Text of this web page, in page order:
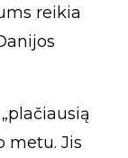
reikia
metu. Jis